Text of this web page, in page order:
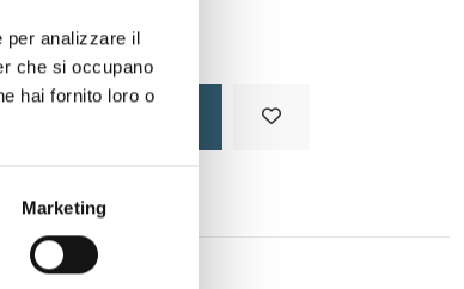
per analizzare il
che si occupano
hai fornito loro o
Marketing